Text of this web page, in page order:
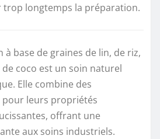
trop longtemps la préparation.
à base de graines de lin, de riz,
de coco est un soin naturel
Elle combine des
leurs propriétés
offrant une
aux soins industriels.